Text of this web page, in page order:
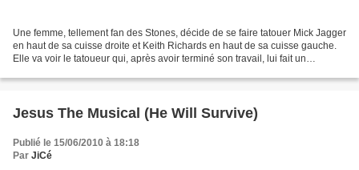
Une femme, tellement fan des Stones, décide de se faire tatouer Mick Jagger
en haut de sa cuisse droite et Keith Richards en haut de sa cuisse gauche.
Elle va voir le tatoueur qui, après avoir terminé son travail, lui fait un
Jesus The Musical (He Will Survive)
Publié le 15/06/2010 à 18:18
Par JiCé